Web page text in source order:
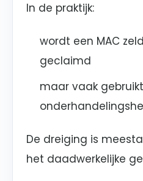
In de praktijk:
wordt een MAC
geclaimd
maar vaak
De dreiging is
het daadwerkelijke